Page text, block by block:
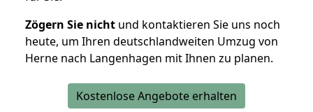
Zögern Sie nicht und kontaktieren Sie uns noch
heute, um Ihren deutschlandweiten Umzug von
Herne nach Langenhagen mit Ihnen zu planen.
Kostenlose Angebote erhalten